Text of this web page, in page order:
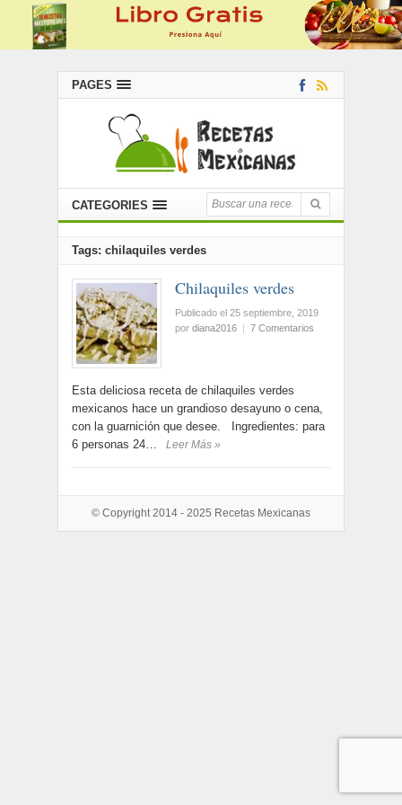
PAGES
CATEGORIES
Tags: chilaquiles verdes
Chilaquiles verdes
Publicado el 25 septiembre, 2019
por diana2016 | 7 Comentarios
Esta deliciosa receta de chilaquiles verdes
mexicanos hace un grandioso desayuno o cena,
con la guarnición que desee. Ingredientes: para
6 personas 24…
Leer Más »
© Copyright 2014 - 2025 Recetas Mexicanas